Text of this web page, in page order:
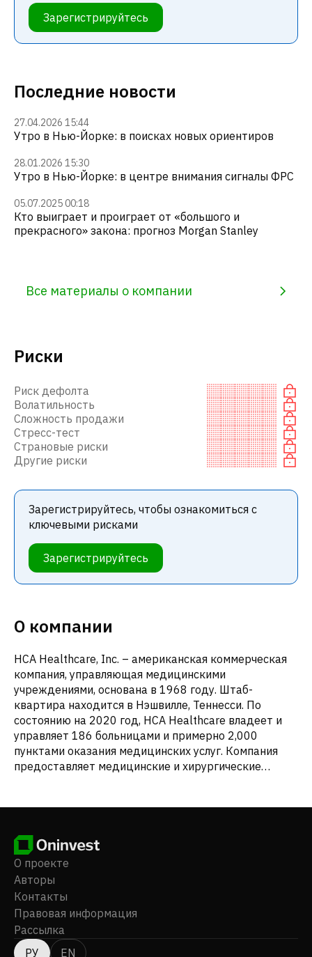
Последние новости
27.04.2026 15:44
Утро в Нью-Йорке: в поисках новых ориентиров
28.01.2026 15:30
Утро в Нью-Йорке: в центре внимания сигналы ФРС
05.07.2025 00:18
Кто выиграет и проиграет от «большого и
прекрасного» закона: прогноз Morgan Stanley
Все материалы о компании
Риски
Риск дефолта
Волатильность
Сложность продажи
Стресс-тест
Страновые риски
Другие риски
Зарегистрируйтесь, чтобы ознакомиться с
ключевыми рисками
Зарегистрируйтесь
О компании
HCA Healthcare, Inc. – американская коммерческая
компания, управляющая медицинскими
учреждениями, основана в 1968 году. Штаб-
квартира находится в Нэшвилле, Теннесси. По
состоянию на 2020 год, HCA Healthcare владеет и
управляет 186 больницами и примерно 2,000
пунктами оказания медицинских услуг. Компания
предоставляет медицинские и хирургические
амбулаторные услуги. В 1990-е годы HCA Healthcare
преступлениях, что привело к выплате более $2
миллиардов штрафов и увольнению CEO Рика
Скотта. Интересные факты: - HCA Healthcare
предоставляет психиатрические услуги, включая
лечение алкоголизма и наркомании. - В 2021 году
компания управляла 182 больницами, 125
амбулаторными хирургическими центрами и 21
эндоскопическим центром. - HCA Healthcare ранее
Зарегистрируйтесь
О проекте
Авторы
Контакты
Правовая информация
Рассылка
РУ
EN